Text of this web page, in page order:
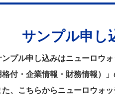
サンプル申し
ンプル申し込みはニューロウ
格付・企業情報・財務情報）
た、こちらからニューロウォ